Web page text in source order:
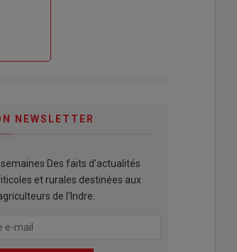
NEWSLETTER
Des faits d'actualités
et rurales destinées aux
de l'Indre.